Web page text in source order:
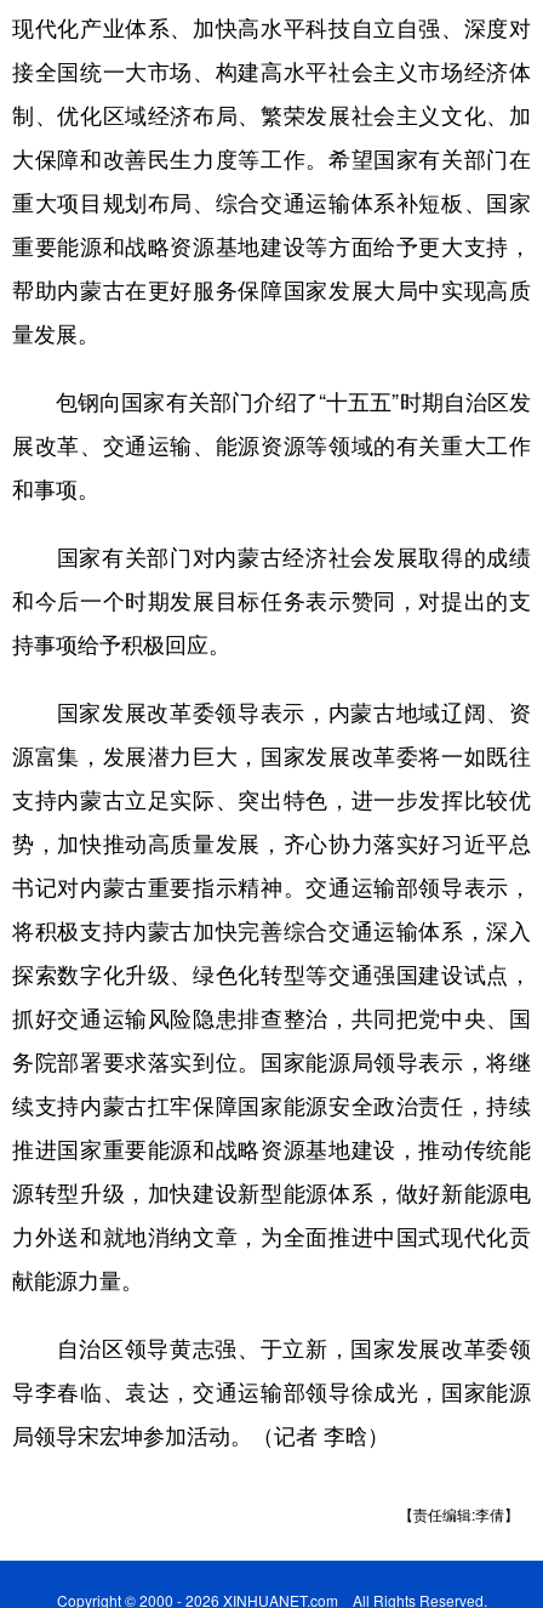
广东 广西 海南 重庆
四川 贵州 云南 西藏
内蒙古 黑龙江
多语种频道
English
Deutsch Português
现代化产业体系、加快高水平科技自立自强、深度对
接全国统一大市场、构建高水平社会主义市场经济体
制、优化区域经济布局、繁荣发展社会主义文化、加
大保障和改善民生力度等工作。希望国家有关部门在
重大项目规划布局、综合交通运输体系补短板、国家
重要能源和战略资源基地建设等方面给予更大支持，
帮助内蒙古在更好服务保障国家发展大局中实现高质
量发展。
包钢向国家有关部门介绍了“十五五”时期自治区发
展改革、交通运输、能源资源等领域的有关重大工作
和事项。
国家有关部门对内蒙古经济社会发展取得的成绩
和今后一个时期发展目标任务表示赞同，对提出的支
持事项给予积极回应。
国家发展改革委领导表示，内蒙古地域辽阔、资
源富集，发展潜力巨大，国家发展改革委将一如既往
支持内蒙古立足实际、突出特色，进一步发挥比较优
势，加快推动高质量发展，齐心协力落实好习近平总
书记对内蒙古重要指示精神。交通运输部领导表示，
将积极支持内蒙古加快完善综合交通运输体系，深入
探索数字化升级、绿色化转型等交通强国建设试点，
抓好交通运输风险隐患排查整治，共同把党中央、国
务院部署要求落实到位。国家能源局领导表示，将继
续支持内蒙古扛牢保障国家能源安全政治责任，持续
推进国家重要能源和战略资源基地建设，推动传统能
源转型升级，加快建设新型能源体系，做好新能源电
力外送和就地消纳文章，为全面推进中国式现代化贡
献能源力量。
自治区领导黄志强、于立新，国家发展改革委领
导李春临、袁达，交通运输部领导徐成光，国家能源
局领导宋宏坤参加活动。（记者 李晗）
【责任编辑:李倩】
Copyright © 2000 - 2026 XINHUANET.com All Rights Reserved.